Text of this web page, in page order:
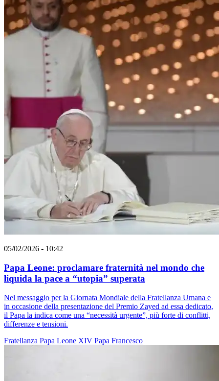
05/02/2026 - 10:42
Papa Leone: proclamare fraternità nel mondo che
liquida la pace a “utopia” superata
Nel messaggio per la Giornata Mondiale della Fratellanza Umana e
in occasione della presentazione del Premio Zayed ad essa dedicato,
il Papa la indica come una “necessità urgente”, più forte di conflitti,
differenze e tensioni.
Fratellanza Papa Leone XIV Papa Francesco